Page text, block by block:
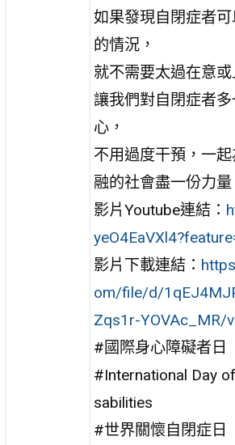
如果發現自閉症者
的情況，
就不需要太過在意
讓我們對自閉症者
心，
不用過度干預，一
融的社會盡一份力量
影片Youtube連結：
影片下載連結：
om/file/d/
Zqs1r-YOVAc_MR/
#國際身心障礙者日
#International Day
sabilities
#世界關懷自閉症日